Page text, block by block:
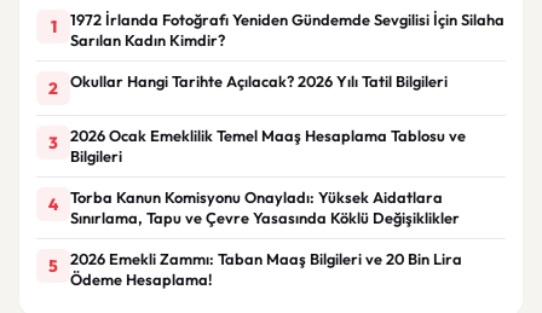
1
1972 İrlanda Fotoğrafı Yeniden Gündemde Sevgilisi İçin Silaha
Sarılan Kadın Kimdir?
2 Okullar Hangi Tarihte Açılacak? 2026 Yılı Tatil Bilgileri
3
2026 Ocak Emeklilik Temel Maaş Hesaplama Tablosu ve
Bilgileri
4
Torba Kanun Komisyonu Onayladı: Yüksek Aidatlara
Sınırlama, Tapu ve Çevre Yasasında Köklü Değişiklikler
5
2026 Emekli Zammı: Taban Maaş Bilgileri ve 20 Bin Lira
Ödeme Hesaplama!